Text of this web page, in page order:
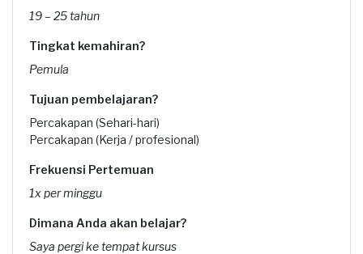
19 – 25 tahun
Tingkat kemahiran?
Pemula
Tujuan pembelajaran?
Percakapan (Sehari-hari)
Percakapan (Kerja / profesional)
Frekuensi Pertemuan
1x per minggu
Dimana Anda akan belajar?
Saya pergi ke tempat kursus